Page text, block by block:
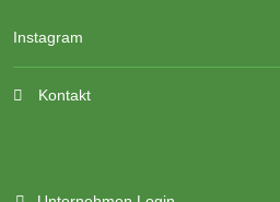
Instagram
Kontakt